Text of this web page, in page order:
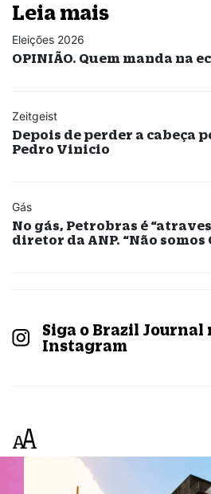
Leia mais
Eleições 2026
OPINIÃO. Quem manda na
Zeitgeist
Depois de perder a cabeça
Pedro Vinicio
Gás
No gás, Petrobras é
diretor da ANP. “Não somos
Siga o Brazil Journal
Instagram